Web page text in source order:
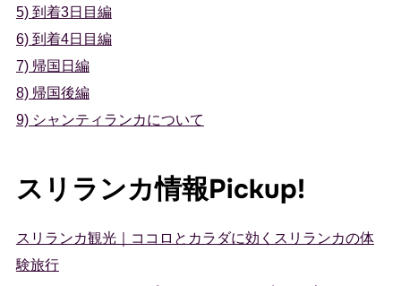
5) 到着3日目編
6) 到着4日目編
7) 帰国日編
8) 帰国後編
9) シャンティランカについて
スリランカ情報Pickup!
スリランカ観光｜ココロとカラダに効くスリランカの体
験旅行